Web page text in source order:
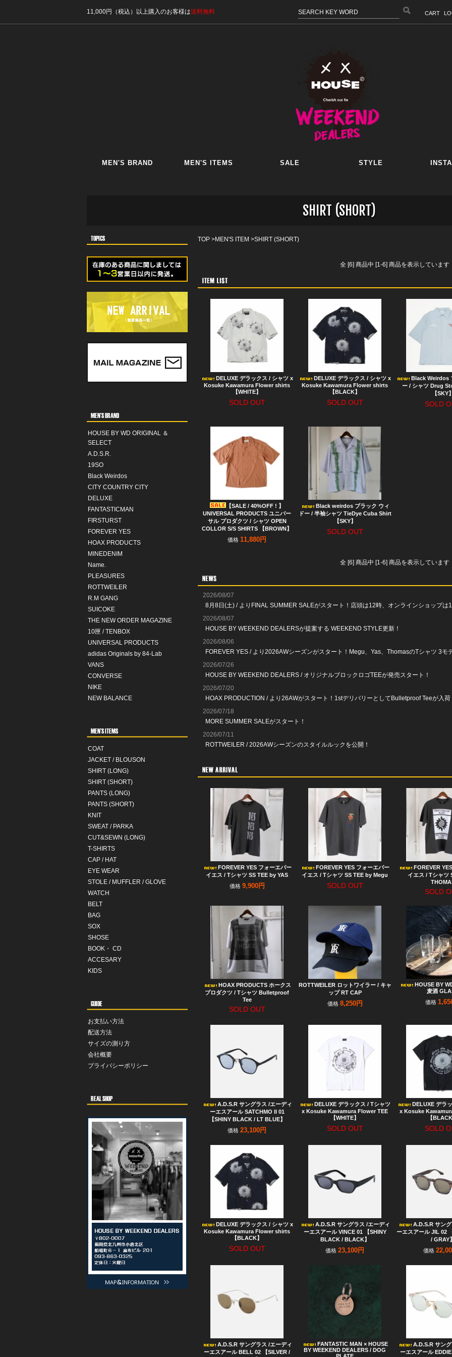
11,000円（税込）以上購入のお客様は送料無料 CART
MEN'S BRAND MEN'S ITEMS SALE STYLE
SHIRT (SHORT)
HOUSE BY WD ORIGINAL ＆
SELECT
A.D.S.R.
19SO
Black Weirdos
CITY COUNTRY CITY
DELUXE
FANTASTICMAN
FIRSTURST
FOREVER YES
HOAX PRODUCTS
MINEDENIM
Name.
PLEASURES
ROTTWEILER
R.M GANG
SUICOKE
THE NEW ORDER MAGAZINE
10匣 / TENBOX
UNIVERSAL PRODUCTS
adidas Originals by 84-Lab
VANS
CONVERSE
NIKE
NEW BALANCE
COAT
JACKET / BLOUSON
SHIRT (LONG)
SHIRT (SHORT)
PANTS (LONG)
PANTS (SHORT)
KNIT
SWEAT / PARKA
CUT&SEWN (LONG)
T-SHIRTS
CAP / HAT
EYE WEAR
STOLE / MUFFLER / GLOVE
WATCH
BELT
BAG
SOX
SHOSE
BOOK・ CD
ACCESARY
KIDS
お支払い方法
配送方法
サイズの測り方
会社概要
プライバシーポリシー
TOP >MEN'S ITEM >SHIRT (SHORT)
全 [6] 商品中 [1-6] 商品を表示しています
DELUXE デラックス / シャツ x
Kosuke Kawamura Flower shirts
【WHITE】
SOLD OUT
DELUXE デラックス / シャツ x
Kosuke Kawamura Flower shirts
【BLACK】
SOLD OUT
Black Weirdos
ー / シャツ Drug
【SKY】
SOLD
【SALE / 40%OFF ! 】
UNIVERSAL PRODUCTS ユニバー
サル プロダクツ / シャツ OPEN
COLLOR S/S SHIRTS 【BROWN】
価格 11,880円
Black weirdos ブラック ウィ
ドー / 半袖シャツ TieDye Cuba Shirt
【SKY】
SOLD OUT
全 [6] 商品中 [1-6] 商品を表示しています
2026/08/07
8月8日(土) / よりFINAL SUMMER SALEがスタート！店頭は12時、オンラインショップは
2026/08/07
HOUSE BY WEEKEND DEALERSが提案する WEEKEND STYLE更新！
2026/08/06
FOREVER YES / より2026AWシーズンがスタート！Megu、Yas、ThomasのTシャツ 3モ
2026/07/26
HOUSE BY WEEKEND DEALERS / オリジナルブロックロゴTEEが発売スタート！
2026/07/20
HOAX PRODUCTION / より26AWがスタート！1stデリバリーとしてBulletproof Teeが入荷
2026/07/18
MORE SUMMER SALEがスタート！
2026/07/11
ROTTWEILER / 2026AWシーズンのスタイルルックを公開！
FOREVER YES フォーエバー
イエス / Tシャツ SS TEE by YAS
価格 9,900円
FOREVER YES フォーエバー
イエス / Tシャツ SS TEE by Megu
SOLD OUT
FOREVER
イエス / Tシャツ
SOLD
HOAX PRODUCTS ホークス
プロダクツ / Tシャツ Bulletproof
Tee
SOLD OUT
ROTTWEILER ロットワイラー / キャ
ップ RT CAP
価格 8,250円
HOUSE BY
麦酒
価格
A.D.S.R サングラス /エーディ
ーエスアール SATCHMO II 01
【SHINY BLACK / LT BLUE】
価格 23,100円
DELUXE デラックス / Tシャツ
x Kosuke Kawamura Flower TEE
【WHITE】
SOLD OUT
DELUXE デラ
x Kosuke
【BLACK
SOLD
DELUXE デラックス / シャツ x
Kosuke Kawamura Flower shirts
【BLACK】
SOLD OUT
A.D.S.R サングラス /エーディ
ーエスアール VINCE 01 【SHINY
BLACK / BLACK】
価格 23,100円
A.D.S.R サン
ーエスアール JIL 02
/ GRAY】
価格
A.D.S.R サングラス /エーディ
ーエスアール BELL 02 【SILVER /
FANTASTIC MAN × HOUSE
BY WEEKEND DEALERS / DOG
A.D.S.R サン
ーエスアール